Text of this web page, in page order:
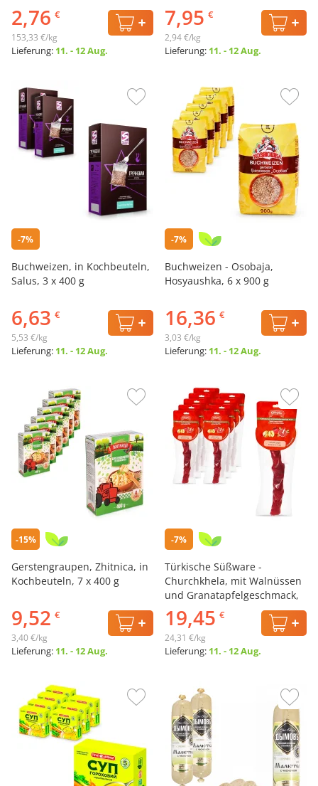
2,76 €
153,33 €/kg
Lieferung: 11. - 12 Aug.
7,95 €
2,94 €/kg
Lieferung: 11. - 12 Aug.
-7%
Buchweizen, in Kochbeuteln,
Salus, 3 х 400 g
6,63 €
5,53 €/kg
Lieferung: 11. - 12 Aug.
-7%
Buchweizen - Osobaja,
Hosyaushka, 6 х 900 g
16,36 €
3,03 €/kg
Lieferung: 11. - 12 Aug.
-15%
Gerstengraupen, Zhitnica, in
Kochbeuteln, 7 x 400 g
9,52 €
3,40 €/kg
Lieferung: 11. - 12 Aug.
-7%
Türkische Süßware -
Churchkhela, mit Walnüssen
und Granatapfelgeschmack,
10 x 80 g
19,45 €
24,31 €/kg
Lieferung: 11. - 12 Aug.